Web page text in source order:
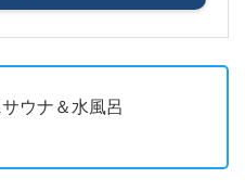
ウナ＆水風呂